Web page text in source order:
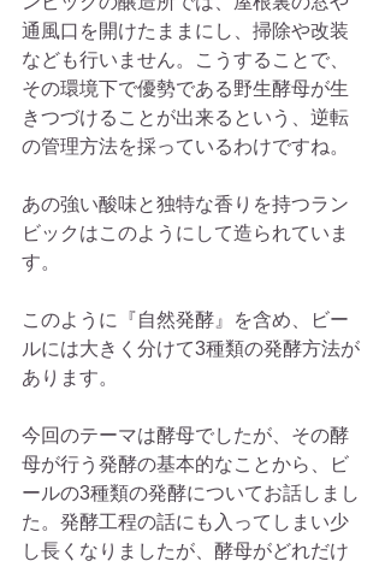
通風口を開けたままにし、掃除や改装
なども行いません。こうすることで、
その環境下で優勢である野生酵母が生
きつづけることが出来るという、逆転
の管理方法を採っているわけですね。
あの強い酸味と独特な香りを持つラン
ビックはこのようにして造られていま
す。
このように『自然発酵』を含め、ビー
ルには大きく分けて3種類の発酵方法が
あります。
今回のテーマは酵母でしたが、その酵
母が行う発酵の基本的なことから、ビ
ールの3種類の発酵についてお話しまし
た。発酵工程の話にも入ってしまい少
し長くなりましたが、酵母がどれだけ